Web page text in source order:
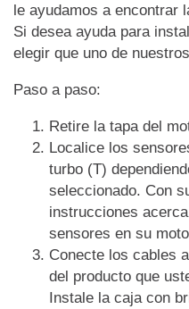
le ayudamos a encontrar
Si desea ayuda para
elegir que uno de
Paso a paso:
Retire la tapa del
Localice los
turbo (T)
seleccionado. Con
instrucciones
sensores en su
Conecte los cables
del producto que
Instale la caja con